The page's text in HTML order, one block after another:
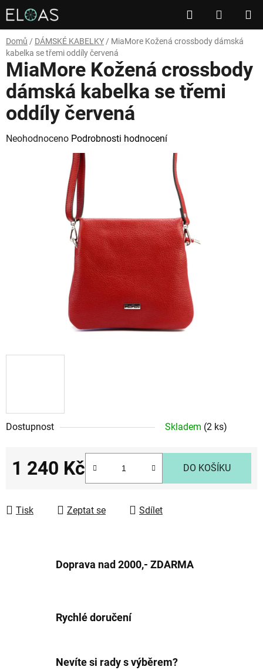
Přejít
na
obsah
Hledat
KOŠÍK
Domů / DÁMSKÉ KABELKY / MiaMore Kožená crossbody dámská
kabelka se třemi oddíly červená
Dostupnost Skladem (2 ks)
1 240 Kč DO KOŠÍKU
Tisk Zeptat se Sdílet
MiaMore Kožená crossbody
dámská kabelka se třemi
oddíly červená
Průměrné
Neohodnoceno Podrobnosti hodnocení
Doprava nad 2000,- ZDARMA
Rychlé doručení
Nevíte si rady s výběrem?